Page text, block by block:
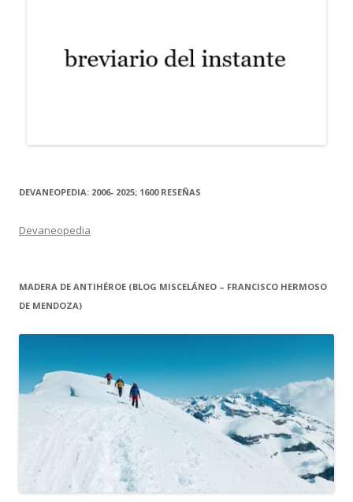
DEVANEOPEDIA: 2006- 2025; 1600 RESEÑAS
Devaneopedia
MADERA DE ANTIHÉROE (BLOG MISCELÁNEO – FRANCISCO HERMOSO
DE MENDOZA)